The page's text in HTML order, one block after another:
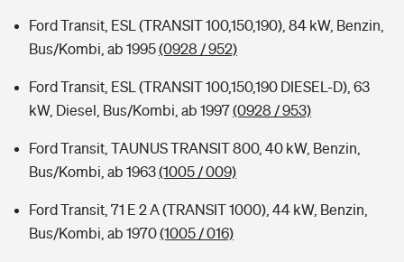
Ford Transit, ESL (TRANSIT 100,150,190), 84 kW, Benzin,
Bus/Kombi, ab 1995(0928 / 952)
Ford Transit, ESL (TRANSIT 100,150,190 DIESEL-D), 63
kW, Diesel, Bus/Kombi, ab 1997(0928 / 953)
Ford Transit, TAUNUS TRANSIT 800, 40 kW, Benzin,
Bus/Kombi, ab 1963(1005 / 009)
Ford Transit, 71 E 2 A (TRANSIT 1000), 44 kW, Benzin,
Bus/Kombi, ab 1970(1005 / 016)